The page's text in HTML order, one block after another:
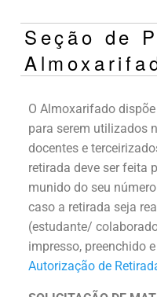
Seção de
O Almoxarifado
para serem utilizados
docentes e
retirada deve ser feita
munido do seu
caso a retirada seja
(estudante/
impresso, preenchido
Autorização de